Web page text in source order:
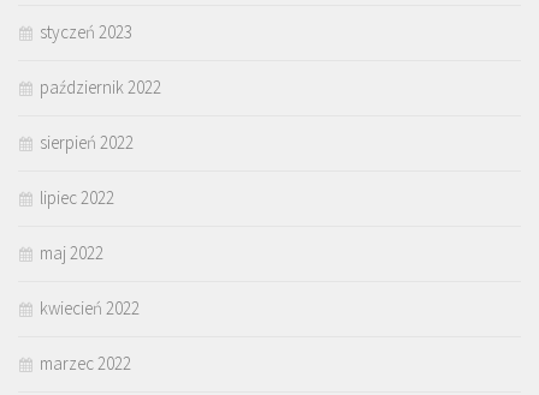
styczeń 2023
październik 2022
sierpień 2022
lipiec 2022
maj 2022
kwiecień 2022
marzec 2022